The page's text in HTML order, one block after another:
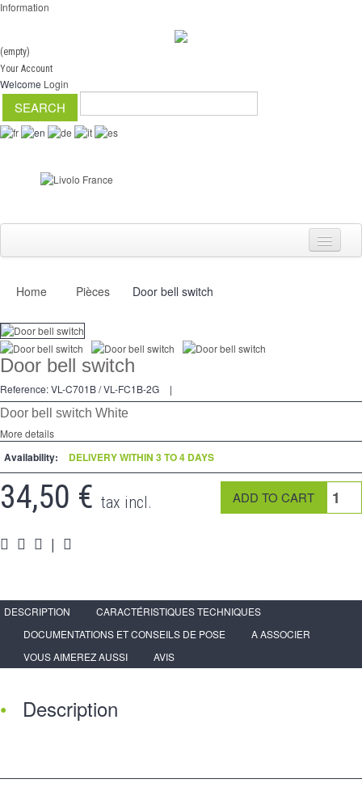
Information
(empty)
Your Account
Welcome Login
Switch
Dimmer
2 Ways
Socket
Spéciales
Accessories
Pièces
Home Pièces Door bell switch
Door bell switch
Reference:VL-C701B / VL-FC1B-2G
|
Door bell switch White
More details
Availability: DELIVERY WITHIN 3 TO 4 DAYS
34,50 € tax incl.
|
DESCRIPTION
CARACTÉRISTIQUES TECHNIQUES
DOCUMENTATIONS ET CONSEILS DE POSE
A ASSOCIER
VOUS AIMEREZ AUSSI
AVIS
Description